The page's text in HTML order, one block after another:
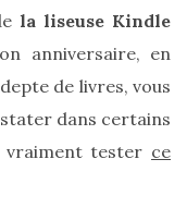
la liseuse Kindle
anniversaire, en
de livres, vous
dans certains
vraiment tester ce